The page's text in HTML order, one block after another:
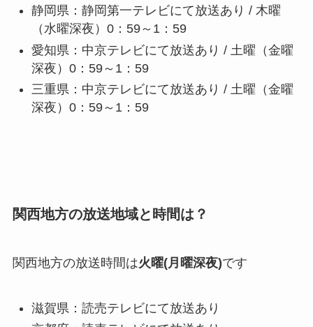
静岡県：静岡第一テレビにて放送あり / 木曜
（水曜深夜）0：59～1：59
愛知県：中京テレビにて放送あり / 土曜（金曜
深夜）0：59～1：59
三重県：中京テレビにて放送あり / 土曜（金曜
深夜）0：59～1：59
関西地方の放送地域と時間は？
関西地方の放送時間は火曜(月曜深夜)です
滋賀県：読売テレビにて放送あり